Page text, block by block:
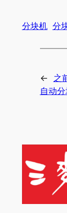
分块机 分
← 之
自动